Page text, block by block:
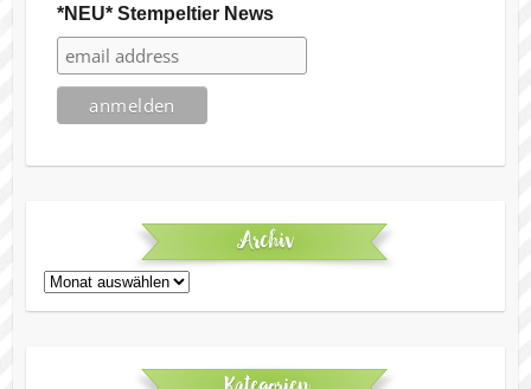
*NEU* Stempeltier News
Archiv
Archiv